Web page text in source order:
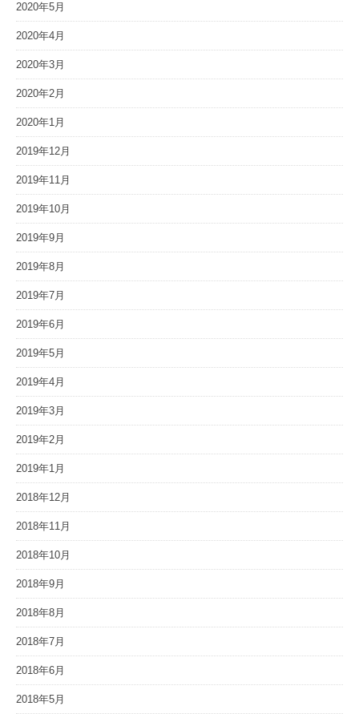
2020年5月
2020年4月
2020年3月
2020年2月
2020年1月
2019年12月
2019年11月
2019年10月
2019年9月
2019年8月
2019年7月
2019年6月
2019年5月
2019年4月
2019年3月
2019年2月
2019年1月
2018年12月
2018年11月
2018年10月
2018年9月
2018年8月
2018年7月
2018年6月
2018年5月